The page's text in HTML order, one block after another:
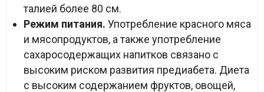
талией более 80 см.
Режим питания. Употребление красного мяса
и мясопродуктов, а также употребление
сахаросодержащих напитков связано с
высоким риском развития предиабета. Диета
с высоким содержанием фруктов, овощей,